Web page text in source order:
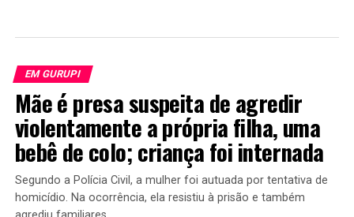
EM GURUPI
Mãe é presa suspeita de agredir
violentamente a própria filha, uma
bebê de colo; criança foi internada
Segundo a Polícia Civil, a mulher foi autuada por tentativa de
homicídio. Na ocorrência, ela resistiu à prisão e também